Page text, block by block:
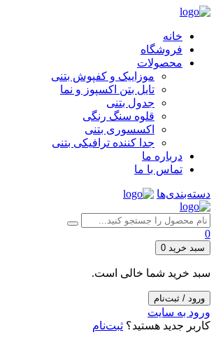
خانه
فروشگاه
محصولات
موزاییک و کفپوش بتنی
تایل بتن اکسپوز و نما
جدول بتنی
قلوه سنگ رنگی
اکسسوری بتنی
جدا کننده ترافیکی بتنی
درباره ما
تماس با ما
دسته‌بندی‌ها
0
سبد خرید 0
سبد خرید شما خالی است.
ورود / ثبت‌نام
ورود به سایت
کاربر جدید هستید؟ ثبت‌نام